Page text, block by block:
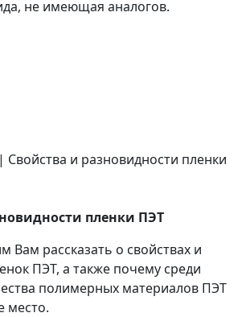
не имеющая аналогов.
пленки ПЭТ
Вам рассказать о свойствах и
ПЭТ, а также почему среди
полимерных материалов ПЭТ
место.